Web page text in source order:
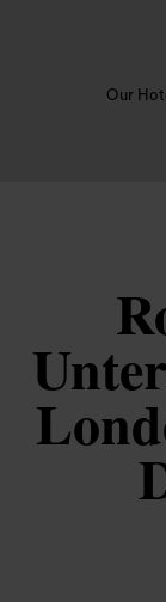
Our